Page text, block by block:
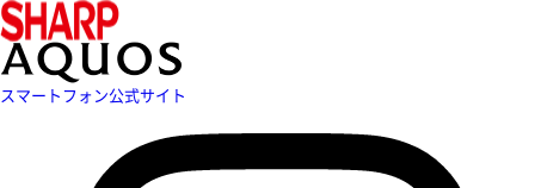
スマートフォン公式サイト